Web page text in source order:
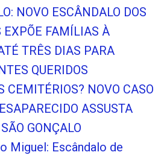
NOVO ESCÂNDALO DOS
EXPÕE FAMÍLIAS À
TRÊS DIAS PARA
QUERIDOS
CEMITÉRIOS? NOVO CASO
ASSUSTA
GONÇALO
Miguel: Escândalo de